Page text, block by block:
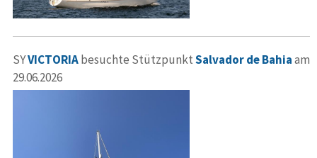
SYVICTORIAbesuchte StützpunktSalvador de Bahiaam
29.06.2026